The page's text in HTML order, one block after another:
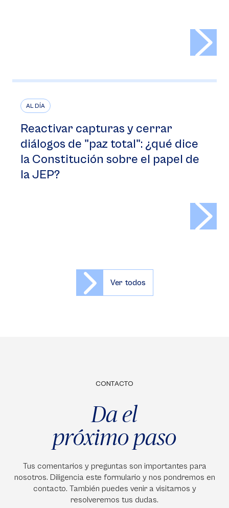
AL DÍA
Reactivar capturas y cerrar
diálogos de "paz total": ¿qué dice
la Constitución sobre el papel de
la JEP?
Ver todos
CONTACTO
Da el
próximo paso
Tus comentarios y preguntas son importantes para
nosotros. Diligencia este formulario y nos pondremos en
contacto. También puedes venir a visitarnos y
resolveremos tus dudas.